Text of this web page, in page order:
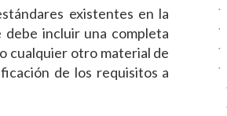
existentes en la
incluir una completa
cualquier otro material de
de los requisitos a